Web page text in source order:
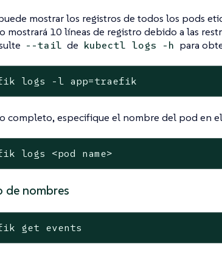
mostrar los registros de todos los pods
mostrará 10 líneas de registro debido a las
--tail de kubectl logs -h para
logs -l app=traefik
completo, especifique el nombre del pod en
logs <pod name>
de nombres
get events